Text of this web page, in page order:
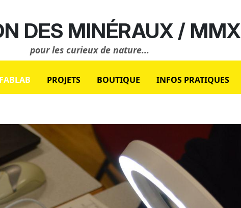
DES MINÉRAUX / MMX
pour les curieux de nature...
FABLAB PROJETS BOUTIQUE INFOS PRATIQUES